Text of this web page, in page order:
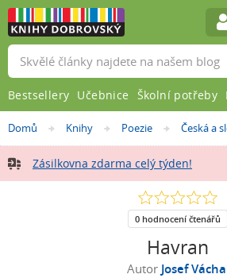
Nacházíte
se
zde:
Domů »Knihy »Poezie »Česká a
Zásilkovna zdarma celý týden!
Havran
Autor Josef
0.0
5
hvězdiček
0 hodnocení čtenářů
Vyhledávání
Bestsellery Učebnice Školní potřeby